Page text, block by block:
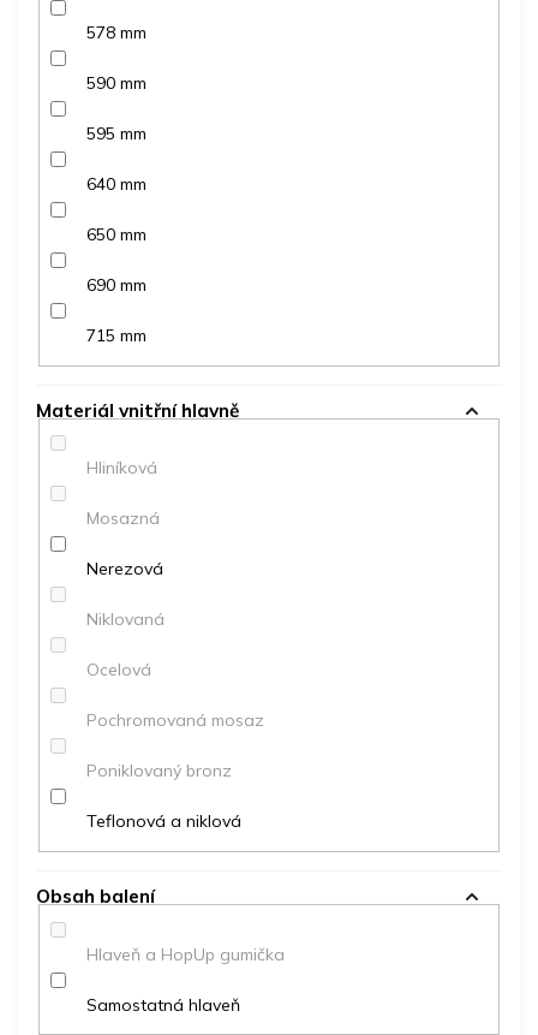
578 mm
590 mm
595 mm
640 mm
650 mm
690 mm
715 mm
Materiál vnitřní hlavně
Hliníková
Mosazná
Nerezová
Niklovaná
Ocelová
Pochromovaná mosaz
Poniklovaný bronz
Teflonová a niklová
Obsah balení
Hlaveň a HopUp gumička
Samostatná hlaveň